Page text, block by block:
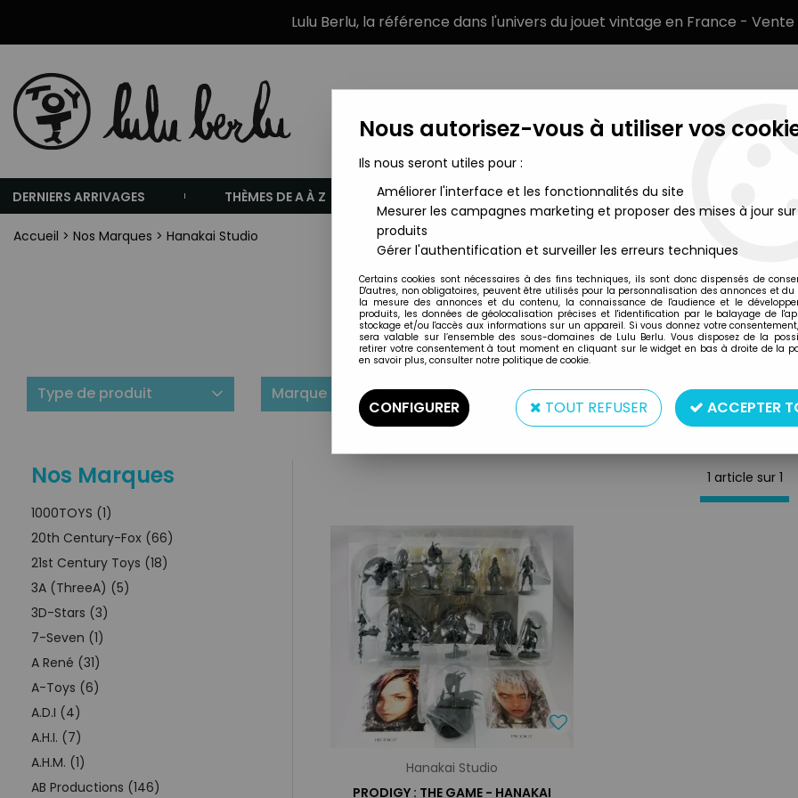
Lulu Berlu, la référence dans l'univers du jouet vintage en France -
DERNIERS ARRIVAGES THÈMES DE A À Z MARQUES TYPE DE PRODUIT
Accueil > Nos Marques > Hanakai Studio
Hanakai Studio
Type de produit Marque Prix
Nos Marques
1000TOYS (1)
20th Century-Fox (66)
21st Century Toys (18)
3A (ThreeA) (5)
3D-Stars (3)
7-Seven (1)
A René (31)
A-Toys (6)
A.D.I (4)
A.H.I. (7)
A.H.M. (1)
AB Productions (146)
1 article sur 1
Hanakai Studio
PRODIGY : THE GAME - HANAKAI
Nous autorisez-vous à utiliser vos
Ils nous seront utiles pour :
Améliorer l'interface et les fonctionnalités du site
Mesurer les campagnes marketing et proposer des mises à jour
produits
Gérer l'authentification et surveiller les erreurs techniques
Certains cookies sont nécessaires à des fins techniques, ils sont donc dispensés de
D'autres, non obligatoires, peuvent être utilisés pour la personnalisation des annonces et du
la mesure des annonces et du contenu, la connaissance de l'audience et le
produits, les données de géolocalisation précises et l'identification par le balayage de
stockage et/ou l'accès aux informations sur un appareil. Si vous donnez votre
sera valable sur l’ensemble des sous-domaines de Lulu Berlu. Vous disposez de la
retirer votre consentement à tout moment en cliquant sur le widget en bas à droite de la
en savoir plus, consulter notre politique de cookie.
CONFIGURER TOUT REFUSER ACCEPTER